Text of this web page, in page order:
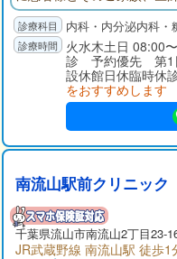
師が一つのテーブルを囲み
診察にあたります。
内科・内分泌内科・
火水木土日 08:00
診 予約優先 第1
設休館日休臨時休
をおすすめします
南流山駅前クリニック
千葉県流山市南流山2丁目23-
JR武蔵野線 南流山駅 徒歩1